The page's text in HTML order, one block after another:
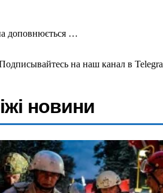
Меню
Політика
Світ
доповнюється …
на наш канал в
новини